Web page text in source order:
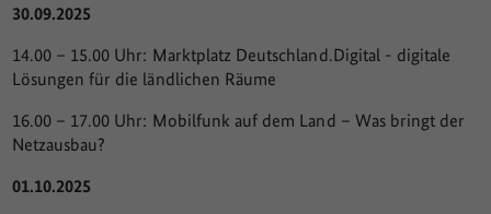
30.09.2025
14.00 – 15.00 Uhr: Marktplatz Deutschland.Digital - digitale
Lösungen für die ländlichen Räume
16.00 – 17.00 Uhr: Mobilfunk auf dem Land – Was bringt der
Netzausbau?
01.10.2025